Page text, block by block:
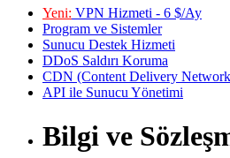
Yeni: VPN Hizmeti - 6 $/Ay
Program ve Sistemler
Sunucu Destek Hizmeti
DDoS Saldırı Koruma
CDN (Content Delivery
API ile Sunucu Yönetimi
Bilgi ve